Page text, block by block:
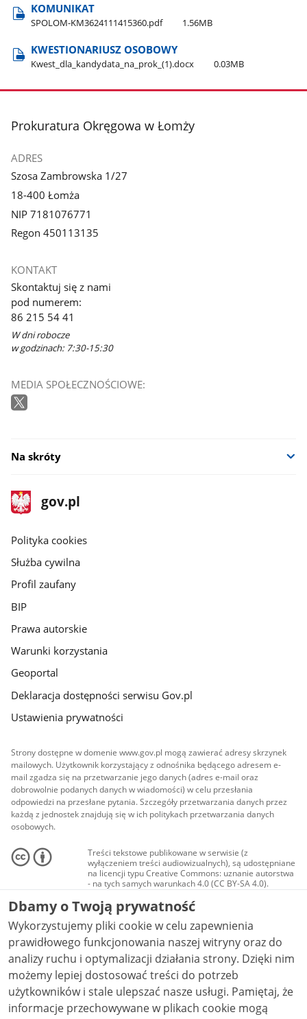
KOMUNIKAT
SPOLOM-KM3624111415360.pdf 1.56MB
KWESTIONARIUSZ OSOBOWY
Kwest​_dla​_kandydata​_na​_prok​_(1).docx 0.03MB
stopka
Prokuratura Okręgowa w Łomży
ADRES
Szosa Zambrowska 1/27
18-400 Łomża
NIP 7181076771
Regon 450113135
KONTAKT
Skontaktuj się z nami
pod numerem:
86 215 54 41
W dni robocze
w godzinach: 7:30-15:30
MEDIA SPOŁECZNOŚCIOWE:
Na skróty
stopka
gov.pl
Strona
gov.pl
gov.pl
Polityka cookies
Służba cywilna
Profil zaufany
BIP
Prawa autorskie
Warunki korzystania
Geoportal
Deklaracja dostępności serwisu Gov.pl
Ustawienia prywatności
Strony dostępne w domenie www.gov.pl mogą zawierać adresy skrzynek
mailowych. Użytkownik korzystający z odnośnika będącego adresem e-
mail zgadza się na przetwarzanie jego danych (adres e-mail oraz
dobrowolnie podanych danych w wiadomości) w celu przesłania
odpowiedzi na przesłane pytania. Szczegóły przetwarzania danych przez
każdą z jednostek znajdują się w ich politykach przetwarzania danych
osobowych.
Treści tekstowe publikowane w serwisie (z
wyłączeniem treści audiowizualnych), są udostępniane
na licencji typu Creative Commons: uznanie autorstwa
- na tych samych warunkach 4.0 (CC BY-SA 4.0).
Materiały audiowizualne, w tym zdjęcia, materiały
audio i wideo, są udostępniane na licencji typu
Creative Commons: uznanie autorstwa użycie
niekomercyjne - bez utworów zależnych 4.0 (CC BY-
NC-ND 4.0), o ile nie jest to stwierdzone inaczej.
Dbamy o Twoją prywatność
Wykorzystujemy pliki cookie w celu zapewnienia
prawidłowego funkcjonowania naszej witryny oraz do
analizy ruchu i optymalizacji działania strony. Dzięki nim
możemy lepiej dostosować treści do potrzeb
użytkowników i stale ulepszać nasze usługi. Pamiętaj, że
informacje przechowywane w plikach cookie mogą